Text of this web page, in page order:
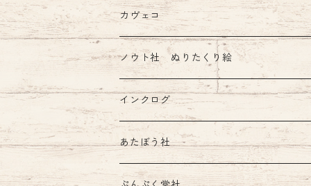
Tono&Limsコラボインク
カヴェコ
ノウト社 ぬりたくり絵
インクログ
あたぼう社